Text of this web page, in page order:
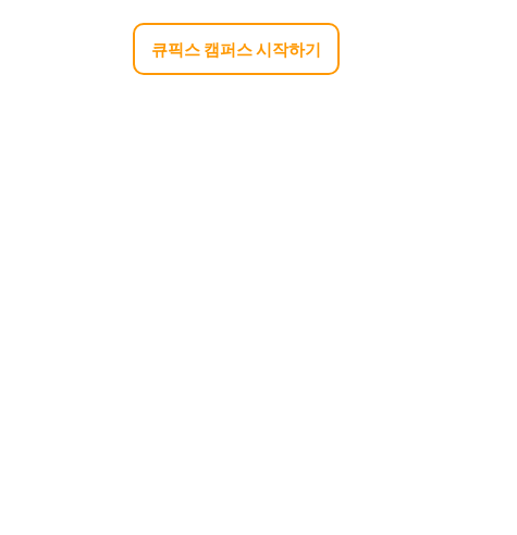
큐픽스 캠퍼스 시작하기